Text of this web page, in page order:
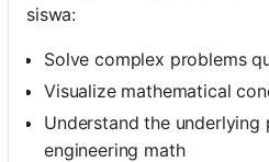
siswa:
Solve complex problems
Visualize mathematical
Understand the underlying
engineering math